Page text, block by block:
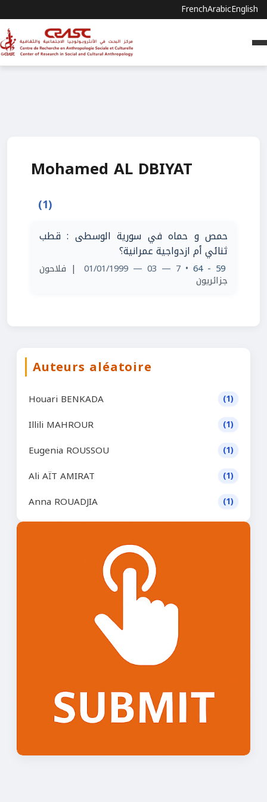
FrenchArabicEnglish
Mohamed AL DBIYAT
(1)
حمص و حماه في سورية الوسطى : قطب
ثنائي أم ازدواجية عمرانية؟
59 - 64
• 7 — 03 — 01/01/1999 | فلاحون
جزائريون
Auteurs aléatoire
Houari BENKADA (1)
Illili MAHROUR (1)
Eugenia ROUSSOU (1)
Ali AÏT AMIRAT (1)
Anna ROUADJIA (1)